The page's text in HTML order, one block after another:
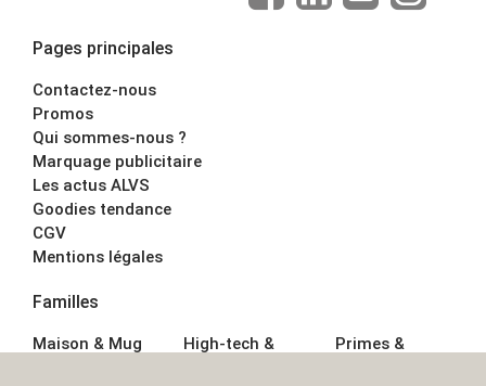
Pages principales
Contactez-nous
Promos
Qui sommes-nous ?
Marquage publicitaire
Les actus ALVS
Goodies tendance
CGV
Mentions légales
Familles
Maison & Mug
High-tech &
Primes &